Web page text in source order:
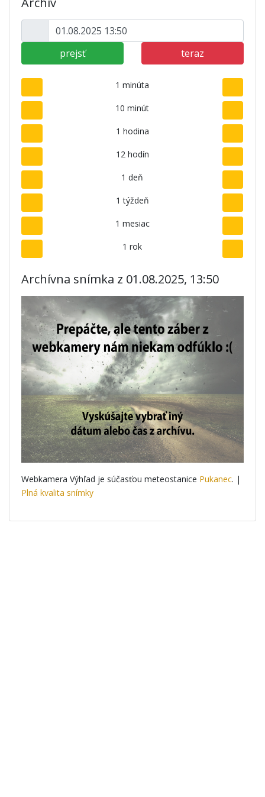
prejsť teraz
1 minúta
10 minút
1 hodina
12 hodín
1 deň
1 týždeň
1 mesiac
1 rok
Archívna snímka z 01.08.2025, 13:50
Webkamera Výhľad je súčasťou meteostanice Pukanec. |
Plná kvalita snímky